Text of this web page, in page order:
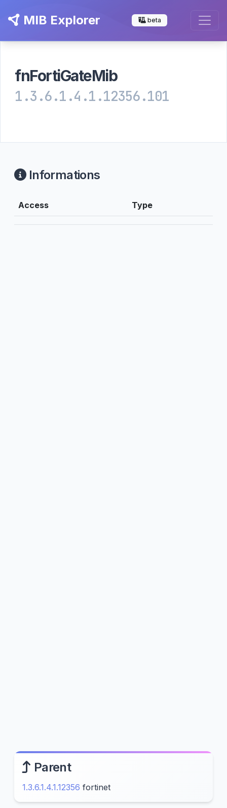
MIB Explorer beta
fnFortiGateMib
1.3.6.1.4.1.12356.101
Informations
Access Type
Parent
1.3.6.1.4.1.12356 fortinet